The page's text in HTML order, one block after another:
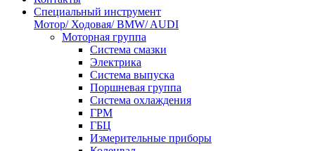
Специальный инструмент
Мотор/ Ходовая/ BMW/ AUDI
Моторная группа
Система смазки
Электрика
Система выпуска
Поршневая группа
Система охлаждения
ГРМ
ГБЦ
Измерительные приборы